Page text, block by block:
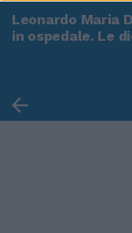
Leonardo Maria
in ospedale. Le